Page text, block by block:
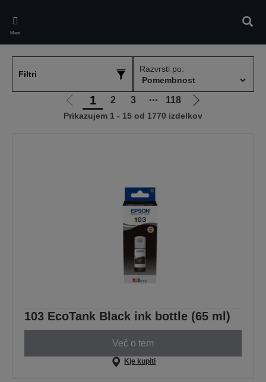
main
content
Meni
Filtri
Razvrsti po:
Pojdi
na
1 2 3 ⋯ 118
Pojdi
na
Prikazujem 1 - 15 od 1770 izdelkov
103 EcoTank Black ink bottle (65 ml)
Več o tem
Kje kupiti